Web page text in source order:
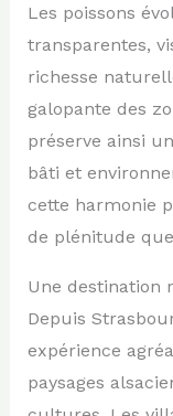
Les poissons
transparentes,
richesse
galopante des
préserve ainsi
bâti et
cette harmonie
de plénitude
Une destination
Depuis
expérience
paysages